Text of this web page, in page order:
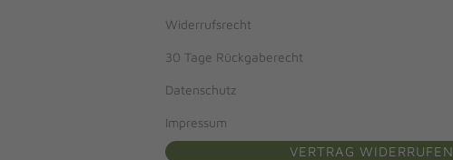
Widerrufsrecht
30 Tage Rückgaberecht
Datenschutz
Impressum
VERTRAG WIDERRUFEN